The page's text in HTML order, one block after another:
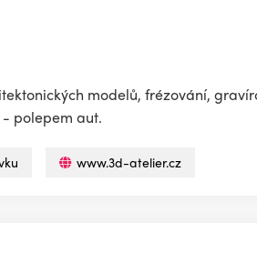
modelů, frézování,
polepem aut.
www.3d-atelier.cz